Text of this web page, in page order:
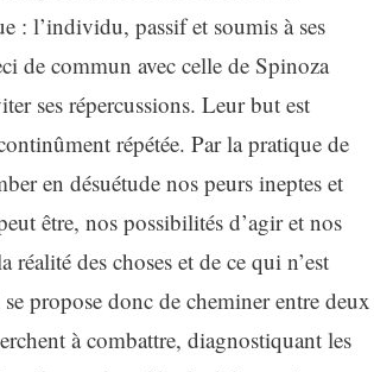
: l’individu, passif et soumis à ses
de commun avec celle de Spinoza
ses répercussions. Leur but est
répétée. Par la pratique de
en désuétude nos peurs ineptes et
être, nos possibilités d’agir et nos
des choses et de ce qui n’est
propose donc de cheminer entre deux
à combattre, diagnostiquant les